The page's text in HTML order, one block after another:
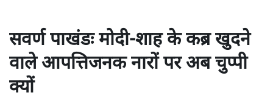
सवर्ण पाखंडः मोदी-शाह के कब्र खुदने
वाले आपत्तिजनक नारों पर अब चुप्पी
क्यों